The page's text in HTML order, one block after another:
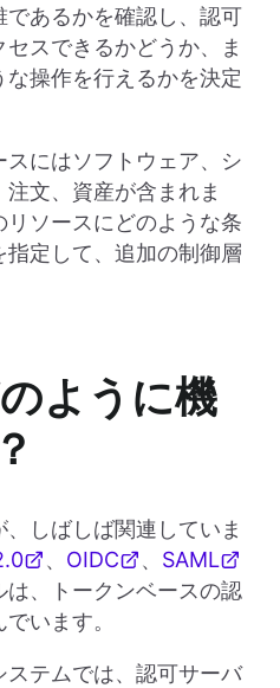
あるかを確認し、認可
スできるかどうか、ま
操作を行えるかを決定
にはソフトウェア、シ
文、資産が含まれま
ソースにどのような条
定して、追加の制御層
ように機
しばしば関連していま
、 OIDC 、 SAML
、トークンベースの認
います。
ステムでは、認可サーバ